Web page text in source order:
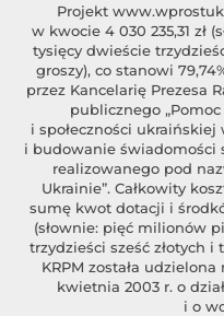
Projekt
w kwocie 4 030 235,31 zł
tysięcy dwieście
groszy), co stanowi
przez Kancelarię Prezesa
publicznego
i społeczności
i budowanie świadomości
realizowanego pod
Ukrainie”. Całkowity
sumę kwot dotacji i
(słownie: pięć milionów
trzydzieści sześć złotych i
KRPM została
kwietnia 2003 r. o
i o